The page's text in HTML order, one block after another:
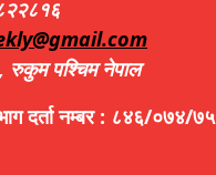
रुकुम पश्चिम नेपाल
दर्ता नम्बर : ८४६/०७४/७५